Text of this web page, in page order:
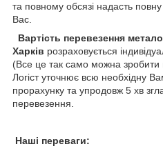
та повному обсязі надасть
Вас.
Вартість перевезення
Харків розраховується
(Все це так само можна
Логіст уточнює всю необхідну
прорахунку та упродовж 5 хв
перевезення.
Наші переваги: